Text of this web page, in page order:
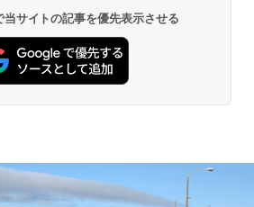
サイトの記事を優先表示させる